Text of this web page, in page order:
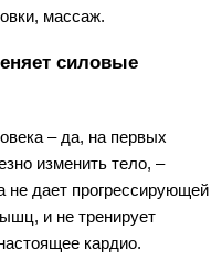
массаж.
силовые
– да, на первых
изменить тело, –
не дает прогрессирующей
и не тренирует
кардио.